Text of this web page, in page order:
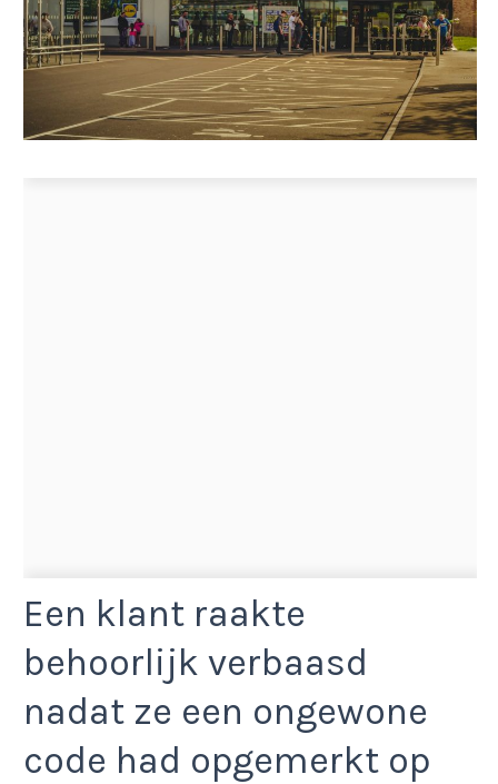
Een klant raakte
behoorlijk verbaasd
nadat ze een ongewone
code had opgemerkt op